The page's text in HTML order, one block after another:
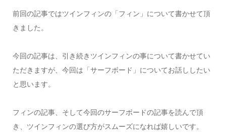
前回の記事ではツインフィンの「フィン」について書かせて頂
きました。
今回の記事は、引き続きツインフィンの事について書かせてい
ただきますが、今回は「サーフボード」についてお話ししたい
と思います。
フィンの記事、そして今回のサーフボードの記事を読んで頂
き、ツインフィンの選び方がスムーズになれば嬉しいです。